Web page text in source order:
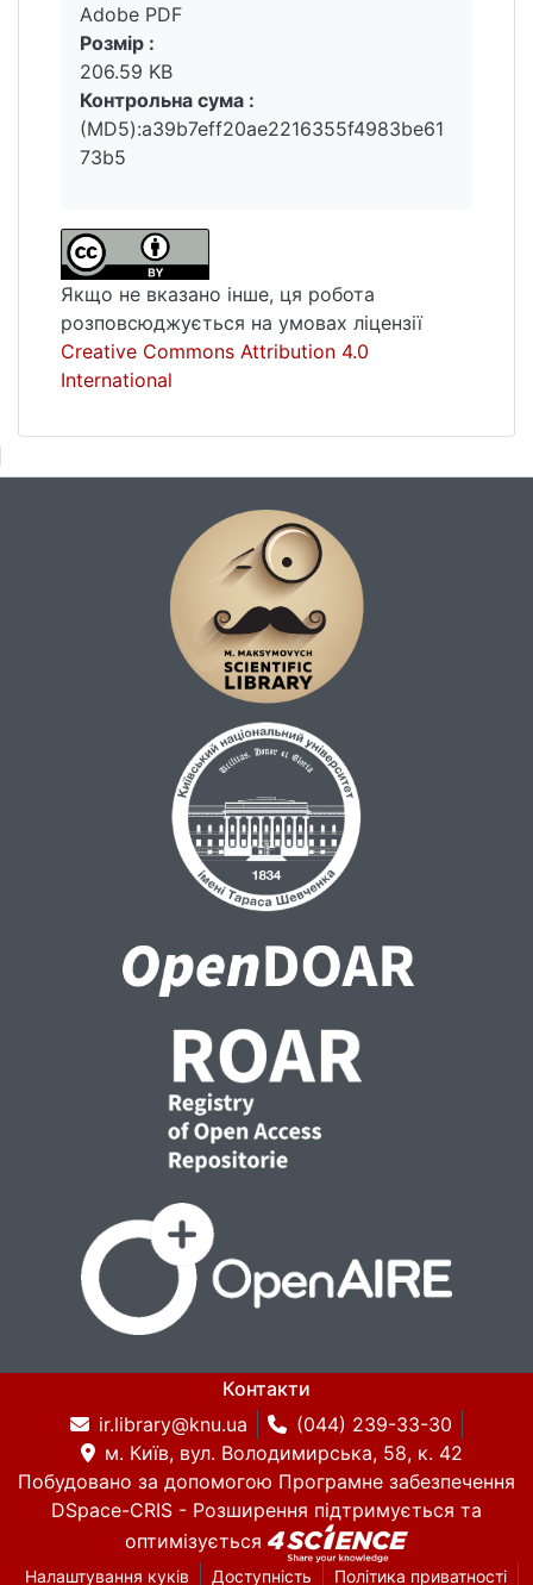
Adobe PDF
Розмір :
206.59 KB
Контрольна сума :
(MD5):a39b7eff20ae2216355f4983be61
73b5
Якщо не вказано інше, ця робота
розповсюджується на умовах ліцензії
Creative Commons Attribution 4.0
International
Контакти
ir.library@knu.ua
(044) 239-33-30
м. Київ, вул. Володимирська, 58, к. 42
Побудовано за допомогою Програмне забезпечення
DSpace-CRIS - Розширення підтримується та
оптимізується
Налаштування куків Доступність Політика приватності